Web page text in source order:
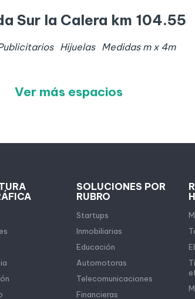
Sur la Calera km 104.55
Hijuelas Medidas m x 4m
Ver más espacios
SOLUCIONES POR
RUBRO
Startups
Inmobiliarias
Educación
Automotoras
Telecomunicaciones
Financieras